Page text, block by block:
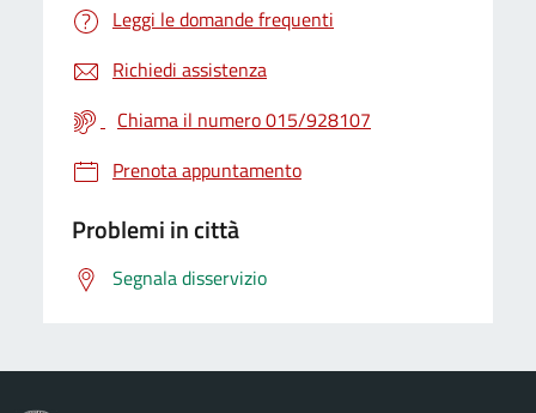
Leggi le domande frequenti
Richiedi assistenza
Chiama il numero 015/928107
Prenota appuntamento
Problemi in città
Segnala disservizio